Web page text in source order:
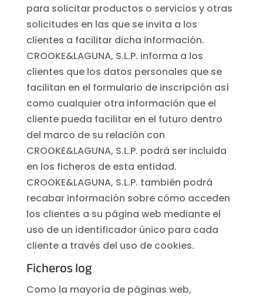
para solicitar productos o servicios y otras
solicitudes en las que se invita a los
clientes a facilitar dicha información.
CROOKE&LAGUNA, S.L.P. informa a los
clientes que los datos personales que se
facilitan en el formulario de inscripción así
como cualquier otra información que el
cliente pueda facilitar en el futuro dentro
del marco de su relación con
CROOKE&LAGUNA, S.L.P. podrá ser incluida
en los ficheros de esta entidad.
CROOKE&LAGUNA, S.L.P. también podrá
recabar información sobre cómo acceden
los clientes a su página web mediante el
uso de un identificador único para cada
cliente a través del uso de cookies.
Ficheros log
Como la mayoría de páginas web,